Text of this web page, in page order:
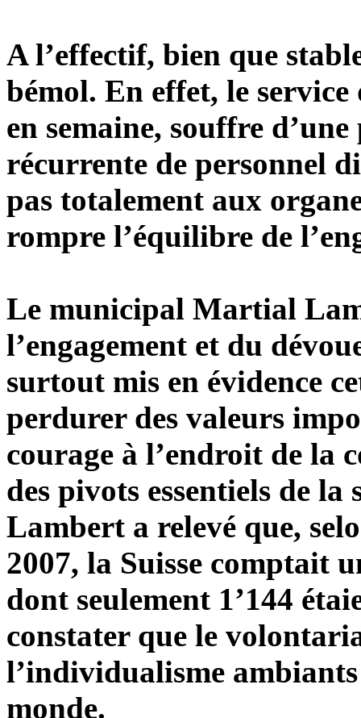
A l’effectif, bien que
bémol. En effet, le
en semaine, souffre
récurrente de personnel
pas totalement aux
rompre l’équilibre de
Le municipal Martial
l’engagement et du
surtout mis en évidence
perdurer des valeurs
courage à l’endroit de la
des pivots essentiels de
Lambert a relevé que,
2007, la Suisse comptait
dont seulement 1’144
constater que le
l’individualisme
monde.